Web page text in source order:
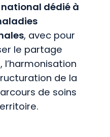
dédié à
, avec pour
le partage
l’harmonisation
de la
de soins